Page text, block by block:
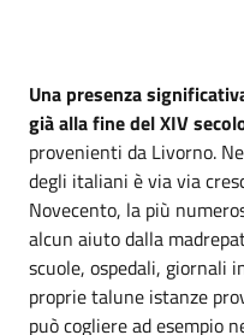
Una presenza
già alla fine del XIV
provenienti da Livorno.
degli italiani è via via
Novecento, la più
alcun aiuto dalla
scuole, ospedali, giornali
proprie talune istanze
può cogliere ad esempio